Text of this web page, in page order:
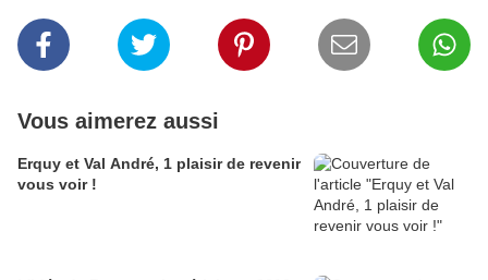
Vous aimerez aussi
Erquy et Val André, 1 plaisir de revenir
vous voir !